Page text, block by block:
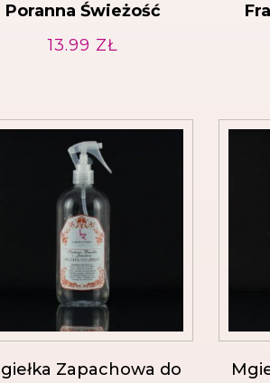
Poranna Świeżość
13.99 ZŁ
Zapachowa do